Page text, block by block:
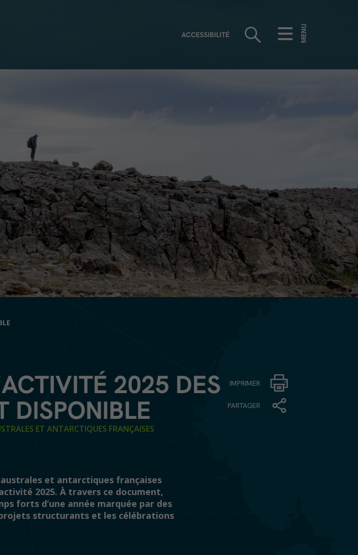
ACCESSIBILITÉ MENU
2025 DES
DISPONIBLE
ET ANTARCTIQUES FRANÇAISES
IMPRIMER
PARTAGER
et antarctiques françaises
2025. À travers ce document,
forts d’une année marquée par des
structurants et les célébrations